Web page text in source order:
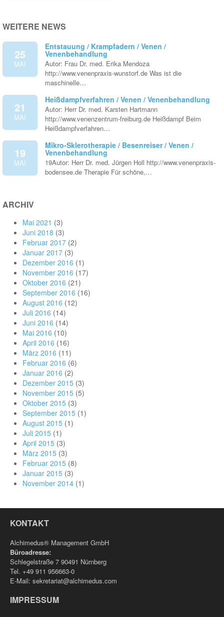
WEITERE NEWS
25
MAI
Entstauung / Krampfadern / Venen /
Venenbehandlung
Autor: Frau Dr. med. Erika Mendoza
http://www.venenpraxis-wunstorf.de Was ist die
maschinelle…
21
MAI
Heißdampfverfahren / Venen / Venenbehandlung
Autor: Herr Dr. med. Karsten Hartmann
http://www.venenzentrum-freiburg.de Heißdampf Beim
Heißdampfverfahren…
19
MAI
Mikro-Sklerotherapie / Besenreiser / Venen /
Venenbehandlung
19Autor: Herr Dr. med. Jürgen Holl http://www.venenpraxis-
bodensee.de Therapie Für schöne,…
ARCHIV
Mai 2021 (3)
Juni 2018 (3)
Februar 2017 (2)
Januar 2017 (3)
Dezember 2016 (1)
November 2016 (17)
Oktober 2016 (21)
September 2016 (16)
August 2016 (12)
Juli 2016 (14)
Juni 2016 (14)
Mai 2016 (10)
April 2016 (16)
März 2016 (11)
Februar 2016 (6)
Januar 2016 (2)
Dezember 2015 (3)
November 2015 (5)
Oktober 2015 (3)
September 2015 (1)
August 2015 (1)
Juli 2015 (1)
April 2015 (3)
März 2015 (3)
Februar 2015 (8)
Januar 2015 (3)
November 2014 (1)
KONTAKT
Alchimedus® Management GmbH
Büroadresse:
Schlegelstraße 7 90491 Nürnberg
Tel. +49 911 956663-0
E-Mail: sekretariat@alchimedus.com
IMPRESSUM